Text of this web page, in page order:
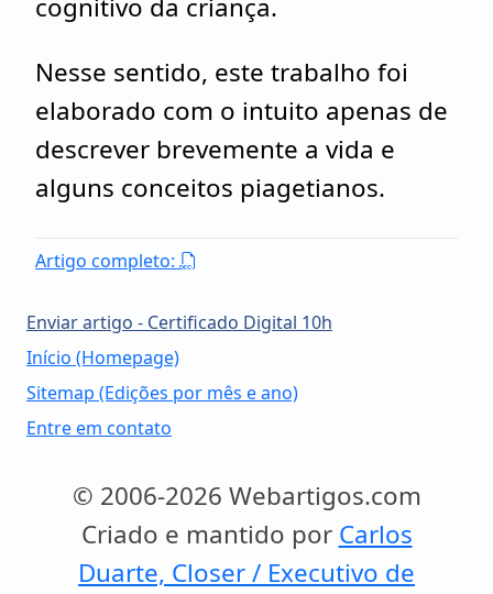
cognitivo da criança.
Nesse sentido, este trabalho foi
elaborado com o intuito apenas de
descrever brevemente a vida e
alguns conceitos piagetianos.
Artigo completo:
Enviar artigo - Certificado Digital 10h
Início (Homepage)
Sitemap (Edições por mês e ano)
Entre em contato
© 2006-2026 Webartigos.com
Criado e mantido por Carlos
Duarte, Closer / Executivo de